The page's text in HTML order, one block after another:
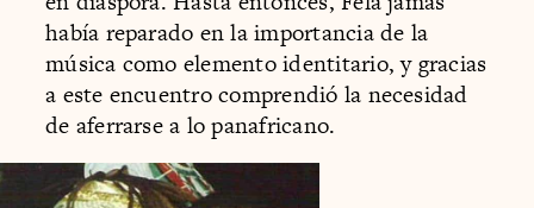
había reparado en la importancia de la
música como elemento identitario, y gracias
a este encuentro comprendió la necesidad
de aferrarse a lo panafricano.